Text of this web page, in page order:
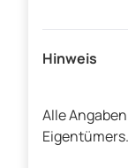
Hinweis
Alle
Eigentümers.